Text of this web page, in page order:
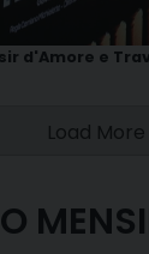
d'Amore e
Load More